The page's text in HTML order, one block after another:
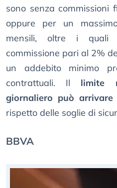
sono senza commissioni
oppure per un
mensili, oltre i quali
commissione pari al 2%
un addebito minimo
contrattuali. Il limite
giornaliero può
rispetto delle soglie di
BBVA